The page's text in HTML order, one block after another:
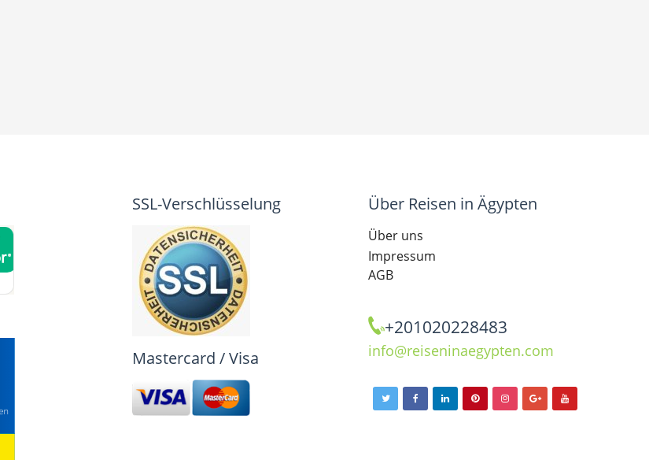
SSL-Verschlüsselung
Mastercard / Visa
Über Reisen in Ägypten
Über uns
Impressum
AGB
+201020228483
info@reiseninaegypten.com